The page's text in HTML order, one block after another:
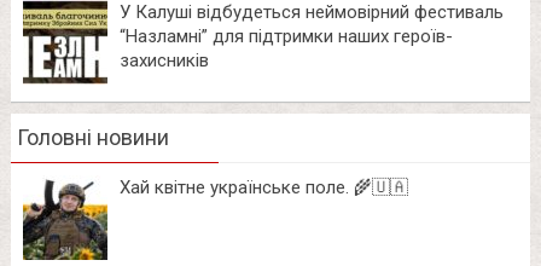
У Калуші відбудеться неймовірний фестиваль
“Назламні” для підтримки наших героїв-
захисників
Головні новини
Хай квітне українське поле. 🌾🇺🇦